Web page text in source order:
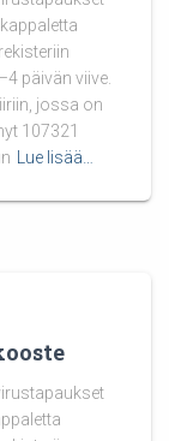
päivän viive.
jossa on
107321
Lue lisää…